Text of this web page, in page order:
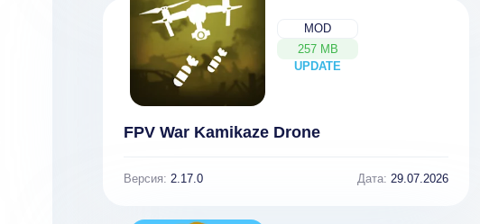
MOD
257 MB
UPDATE
NEW
FPV War Kamikaze Drone
Версия: 2.17.0 Дата: 29.07.2026